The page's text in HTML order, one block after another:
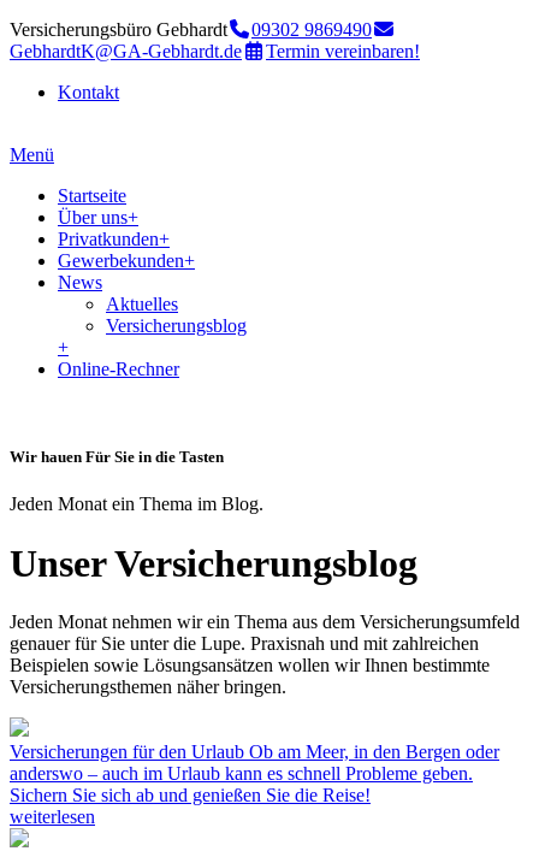
Versicherungsbüro Gebhardt
09302 9869490
GebhardtK@GA-Gebhardt.de
Termin vereinbaren!
Kontakt
Menü
Startseite
Über uns+
Privatkunden+
Gewerbekunden+
News
Aktuelles
Versicherungsblog
+
Online-Rechner
Wir hauen Für Sie in die Tasten
Jeden Monat ein Thema im Blog.
Unser Versicherungsblog
Jeden Monat nehmen wir ein Thema aus dem Versicherungsumfeld
genauer für Sie unter die Lupe. Praxisnah und mit zahlreichen
Beispielen sowie Lösungsansätzen wollen wir Ihnen bestimmte
Versicherungsthemen näher bringen.
Versicherungen für den Urlaub Ob am Meer, in den Bergen oder
anderswo – auch im Urlaub kann es schnell Probleme geben.
Sichern Sie sich ab und genießen Sie die Reise!
weiterlesen